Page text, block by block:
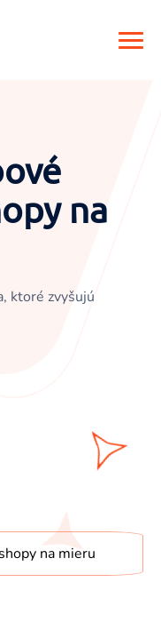
na
ktoré zvyšujú